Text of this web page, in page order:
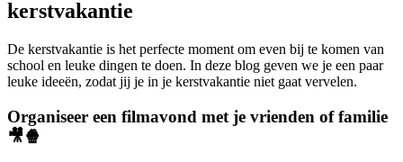
kerstvakantie
De kerstvakantie is het perfecte moment om even bij te komen van
school en leuke dingen te doen. In deze blog geven we je een paar
leuke ideeën, zodat jij je in je kerstvakantie niet gaat vervelen.
Organiseer een filmavond met je vrienden of familie
🎥🍿